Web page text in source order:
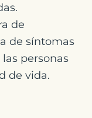
de
de síntomas
personas
de vida.